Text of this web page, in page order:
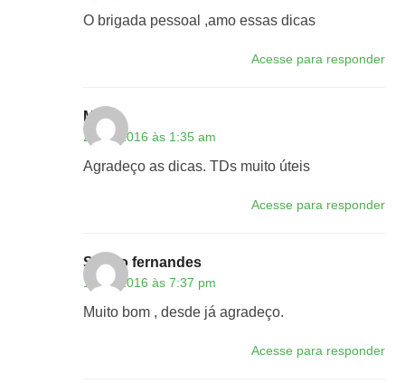
O brigada pessoal ,amo essas dicas
Acesse para responder
Mari
24/04/2016 às 1:35 am
Agradeço as dicas. TDs muito úteis
Acesse para responder
Sergio fernandes
19/06/2016 às 7:37 pm
Muito bom , desde já agradeço.
Acesse para responder